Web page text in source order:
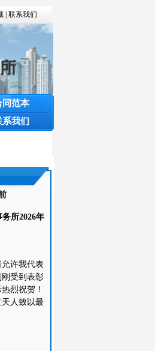
联系我们
同范本
系我们
所2026年
许我代表
受到表彰
烈祝贺！
人致以最